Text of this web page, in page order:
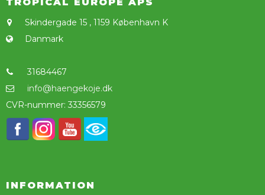
Skindergade 15 , 1159 København K
Danmark
31684467
info@haengekoje.dk
CVR-nummer: 33356579
INFORMATION